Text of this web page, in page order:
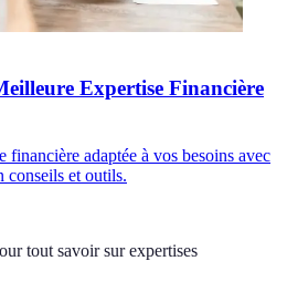
Expertise Financière
financière adaptée à vos besoins avec
conseils et outils.
tout savoir sur expertises